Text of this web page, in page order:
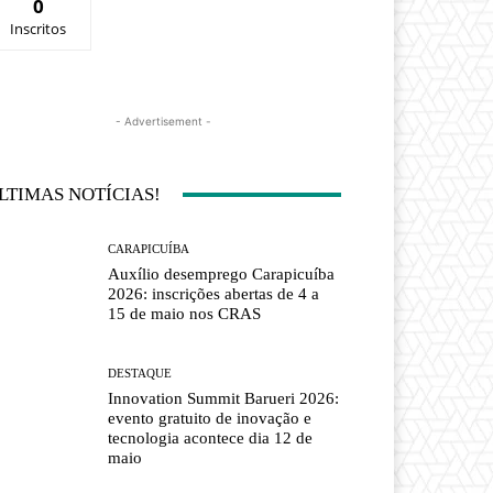
0
Inscritos
- Advertisement -
NOTÍCIAS!
CARAPICUÍBA
Auxílio desemprego Carapicuíba
2026: inscrições abertas de 4 a
15 de maio nos CRAS
DESTAQUE
Innovation Summit Barueri 2026:
evento gratuito de inovação e
tecnologia acontece dia 12 de
maio